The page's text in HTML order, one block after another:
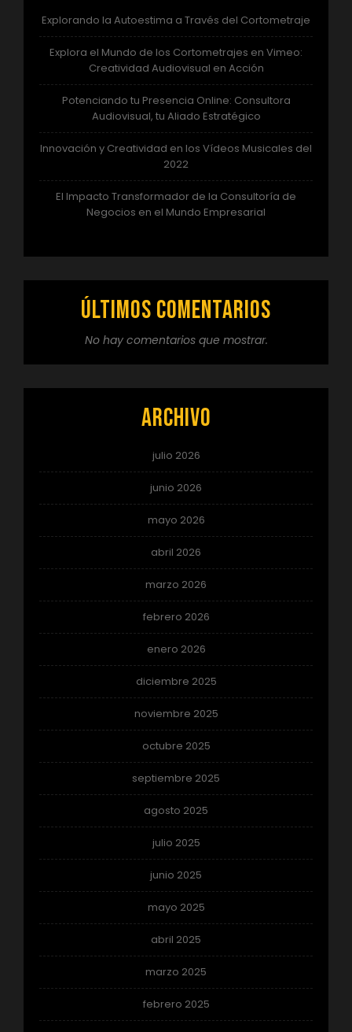
Explorando la Autoestima a Través del Cortometraje
Explora el Mundo de los Cortometrajes en Vimeo:
Creatividad Audiovisual en Acción
Potenciando tu Presencia Online: Consultora
Audiovisual, tu Aliado Estratégico
Innovación y Creatividad en los Vídeos Musicales del
2022
El Impacto Transformador de la Consultoría de
Negocios en el Mundo Empresarial
Últimos comentarios
No hay comentarios que mostrar.
Archivo
julio 2026
junio 2026
mayo 2026
abril 2026
marzo 2026
febrero 2026
enero 2026
diciembre 2025
noviembre 2025
octubre 2025
septiembre 2025
agosto 2025
julio 2025
junio 2025
mayo 2025
abril 2025
marzo 2025
febrero 2025